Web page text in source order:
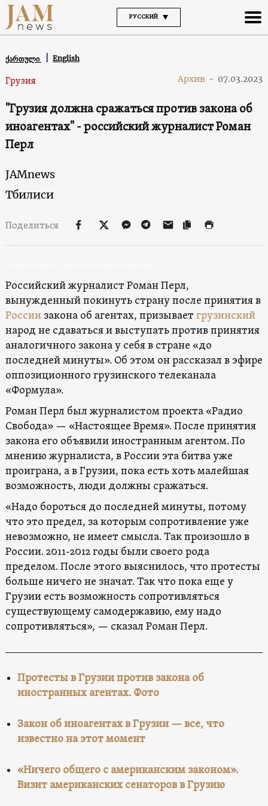
РУССКИЙ
ქართული English
Грузия Архив - 07.03.2023
"Грузия должна сражаться против закона об
иноагентах" - российский журналист Роман
Перл
JAMnews
Тбилиси
Поделиться
Российский журналист Роман Перл,
вынужденный покинуть страну после принятия в
России закона об агентах, призывает грузинский
народ не сдаваться и выступать против принятия
аналогичного закона у себя в стране «до
последней минуты». Об этом он рассказал в эфире
оппозиционного грузинского телеканала
«Формула».
Роман Перл был журналистом проекта «Радио
Свобода» — «Настоящее Время». После принятия
закона его объявили иностранным агентом. По
мнению журналиста, в России эта битва уже
проиграна, а в Грузии, пока есть хоть малейшая
возможность, люди должны сражаться.
«Надо бороться до последней минуты, потому
что это предел, за которым сопротивление уже
невозможно, не имеет смысла. Так произошло в
России. 2011-2012 годы были своего рода
пределом. После этого выяснилось, что протесты
больше ничего не значат. Так что пока еще у
Грузии есть возможность сопротивляться
существующему самодержавию, ему надо
сопротивляться», — сказал Роман Перл.
Протесты в Грузии против закона об
иностранных агентах. Фото
Закон об иноагентах в Грузии — все, что
известно на этот момент
«Ничего общего с американским законом».
Визит американских сенаторов в Грузию